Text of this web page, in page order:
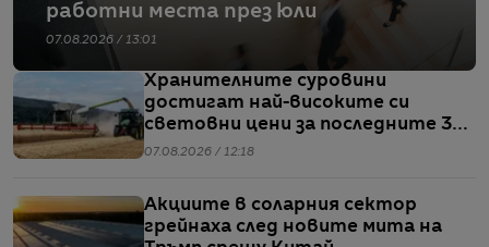
работни места през юли
07.08.2026 / 13:01
Хранителните суровини
достигат най-високите си
световни цени за последните 3
години
07.08.2026 / 12:18
Акциите в соларния сектор
грейнаха след новите мита на